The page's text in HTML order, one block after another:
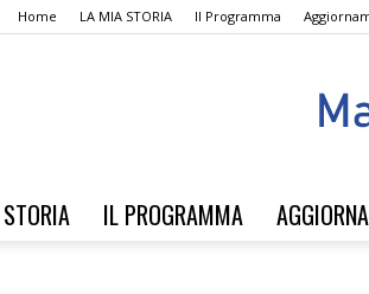
Home LA MIA STORIA Il Programma
IL PROGRAMMA